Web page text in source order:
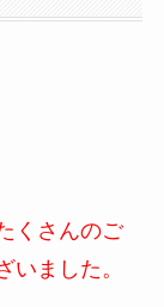
くさんのご
いました。